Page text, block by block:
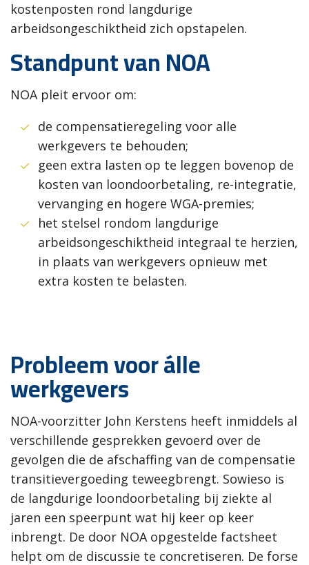
kostenposten rond langdurige
arbeidsongeschiktheid zich opstapelen.
Standpunt van NOA
NOA pleit ervoor om:
de compensatieregeling voor alle
werkgevers te behouden;
geen extra lasten op te leggen bovenop de
kosten van loondoorbetaling, re-integratie,
vervanging en hogere WGA-premies;
het stelsel rondom langdurige
arbeidsongeschiktheid integraal te herzien,
in plaats van werkgevers opnieuw met
extra kosten te belasten.
Probleem voor álle
werkgevers
NOA-voorzitter John Kerstens heeft inmiddels al
verschillende gesprekken gevoerd over de
gevolgen die de afschaffing van de compensatie
transitievergoeding teweegbrengt. Sowieso is
de langdurige loondoorbetaling bij ziekte al
jaren een speerpunt wat hij keer op keer
inbrengt. De door NOA opgestelde factsheet
helpt om de discussie te concretiseren. De forse